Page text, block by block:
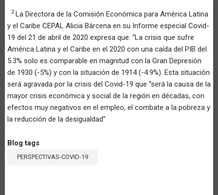
2La Directora de la Comisión Económica para América Latina
y el Caribe CEPAL Alicia Bárcena en su Informe especial Covid-
19 del 21 de abril de 2020 expresa que: “La crisis que sufre
América Latina y el Caribe en el 2020 con una caída del PIB del
5.3% solo es comparable en magnitud con la Gran Depresión
de 1930 (-5%) y con la situación de 1914 (-4.9%). Esta situación
será agravada por la crisis del Covid-19 que “será la causa de la
mayor crisis económica y social de la región en décadas, con
efectos muy negativos en el empleo, el combate a la pobreza y
la reducción de la desigualdad”
Blog tags
PERSPECTIVAS-COVID-19